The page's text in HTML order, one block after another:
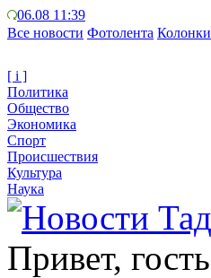
06.08 11:39
Все новости Фотолента Колонки
[ i ]
Политика
Общество
Экономика
Спорт
Происшествия
Культура
Наука
Привет, гость